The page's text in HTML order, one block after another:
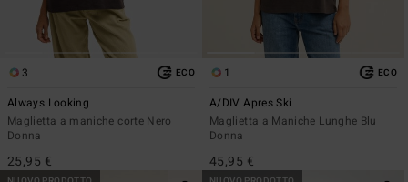
3 ECO
Always Looking
Maglietta a maniche corte Nero
Donna
25,95 €
1 ECO
A/DIV Apres Ski
Maglietta a Maniche Lunghe Blu
Donna
45,95 €